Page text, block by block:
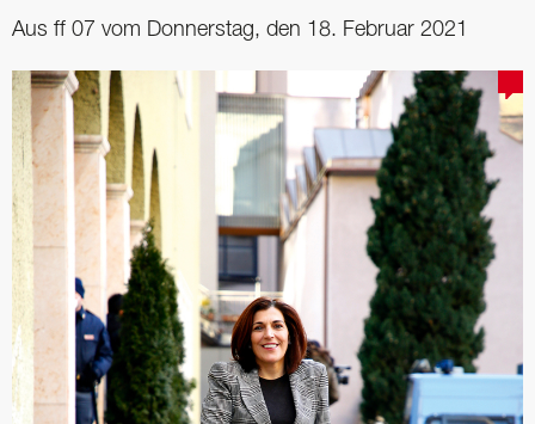
Aus ff 07 vom Donnerstag, den 18. Februar 2021